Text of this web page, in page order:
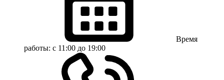
Время
работы: с 11:00 до 19:00